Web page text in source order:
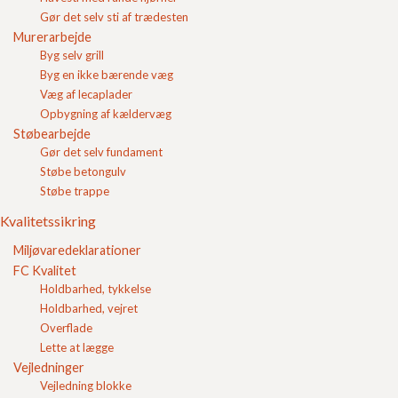
Gør det selv sti af trædesten
Murerarbejde
Byg selv grill
Byg en ikke bærende væg
Væg af lecaplader
Opbygning af kældervæg
Støbearbejde
Gør det selv fundament
Støbe betongulv
Støbe trappe
Kvalitetssikring
Miljøvaredeklarationer
FC Kvalitet
Holdbarhed, tykkelse
Holdbarhed, vejret
Overflade
Lette at lægge
Vejledninger
Vejledning blokke
Færdigbeton
Flisebelægning
Find Mængde
Hjælp til beton
Guide til hærdedøgn
Spørgsmål og svar
Mængder
Opbygning
Forskelle og ligheder
Produkter
Inspiration
Priser
Hvad koster færdigblandet beton?
Hvad koster Havefliser grå 30x30x4 cm.?